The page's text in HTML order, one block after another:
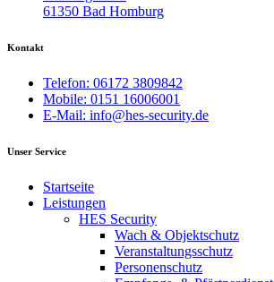
61350 Bad Homburg
Kontakt
Telefon: 06172 3809842
Mobile: 0151 16006001
E-Mail: info@hes-security.de
Unser Service
Startseite
Leistungen
HES Security
Wach & Objektschutz
Veranstaltungsschutz
Personenschutz